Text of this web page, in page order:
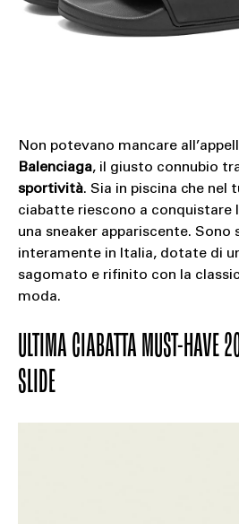
Non potevano mancare
Balenciaga, il giusto connubio
sportività. Sia in piscina che nel
ciabatte riescono a conquistare
una sneaker appariscente. Sono
interamente in Italia, dotate di
sagomato e rifinito con la
moda.
ULTIMA CIABATTA MUST-HAVE
SLIDE